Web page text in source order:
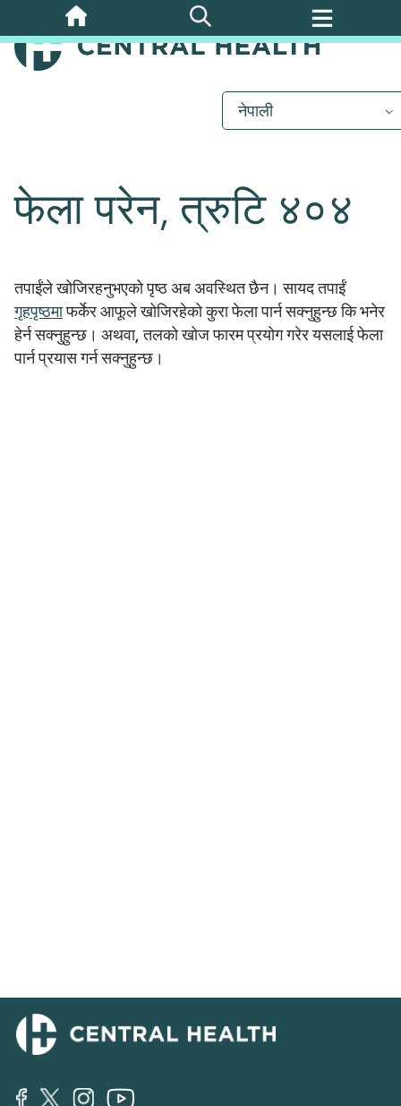
सामग्रीमा
जानुहोस्
नेपाली
फेला परेन, त्रुटि ४०४
तपाईंले खोजिरहनुभएको पृष्ठ अब अवस्थित छैन। सायद तपाईं
गृहपृष्ठमाफर्केर आफूले खोजिरहेको कुरा फेला पार्न सक्नुहुन्छ कि भनेर
हेर्न सक्नुहुन्छ। अथवा, तलको खोज फारम प्रयोग गरेर यसलाई फेला
पार्न प्रयास गर्न सक्नुहुन्छ।